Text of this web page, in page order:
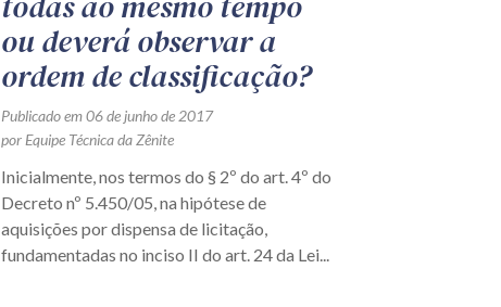
ou deverá observar a
ordem de classificação?
Publicado em 06 de junho de 2017
por Equipe Técnica da Zênite
Inicialmente, nos termos do § 2º do art. 4º do
Decreto nº 5.450/05, na hipótese de
aquisições por dispensa de licitação,
fundamentadas no inciso II do art. 24 da Lei...